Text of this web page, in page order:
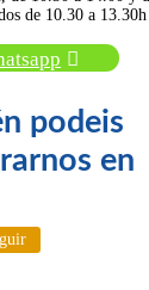
de 10.30 a 13.30h
podeis
en